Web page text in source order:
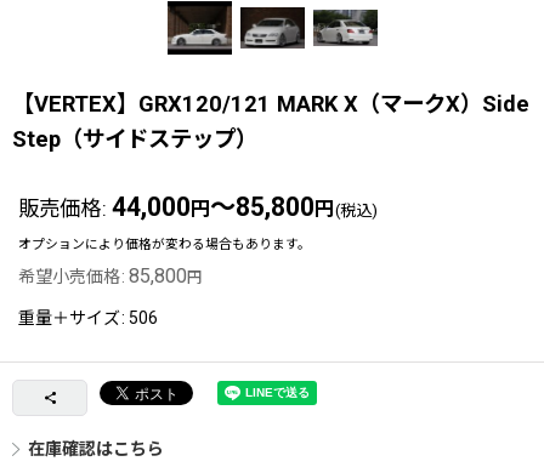
【VERTEX】GRX120/121 MARK X（マークX）Side
Step（サイドステップ）
販売価格: 44,000 円 ～85,800 円 (税込)
オプションにより価格が変わる場合もあります。
希望小売価格: 85,800 円
重量＋サイズ: 506
在庫確認はこちら